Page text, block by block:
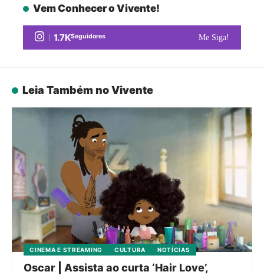
Vem Conhecer o Vivente!
1.7KSeguidores Me Siga!
Leia Também no Vivente
CINEMA E STREAMING CULTURA NOTÍCIAS
Oscar | Assista ao curta ‘Hair Love’,